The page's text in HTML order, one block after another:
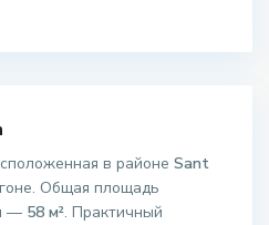
в районеSant
Общая площадь
— 58 м². Практичный